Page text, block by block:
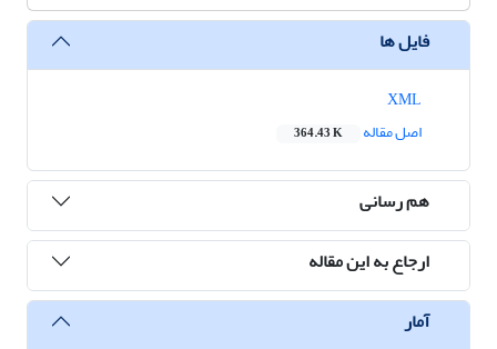
فایل ها
اصل مقاله
364.43 K
هم رسانی
ارجاع به این مقاله
آمار